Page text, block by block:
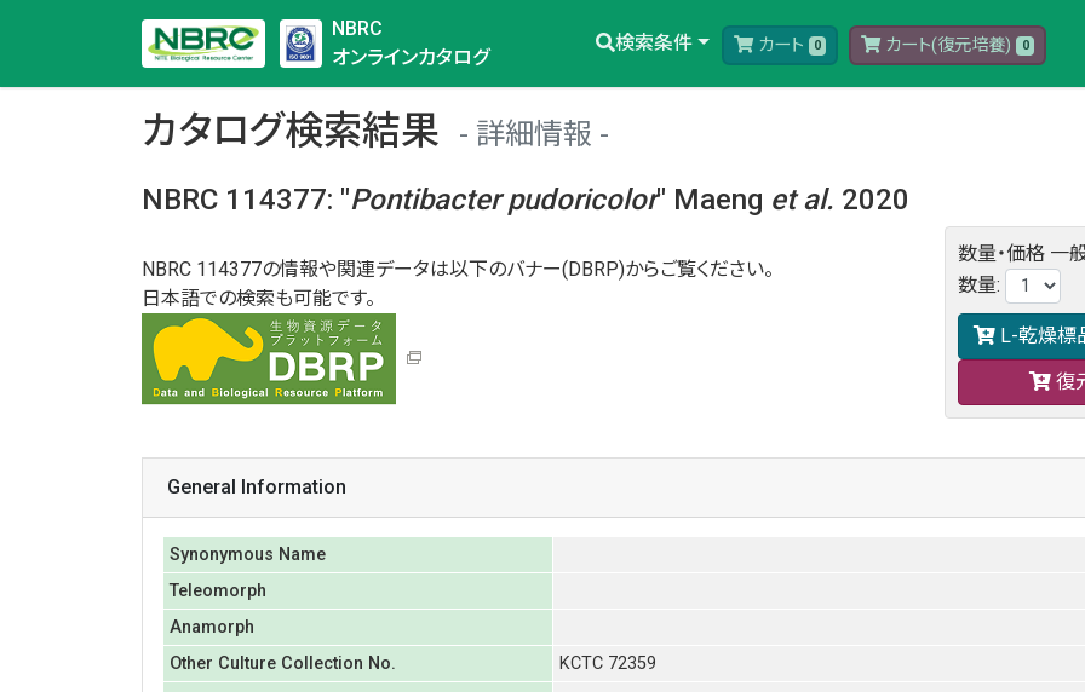
NBRC
オンラインカタログ
検索条件 カート 0 カート(復元培養) 0
カタログ検索結果
詳細情報
NBRC 114377: "Pontibacter pudoricolor" Maeng et al. 2020
NBRC 114377の情報や関連データは以下のバナー(DBRP)からご覧ください。
日本語での検索も可能です。
数量・価格 一
数量:
L-乾燥標
復
General Information
Synonymous Name
Teleomorph
Anamorph
Other Culture Collection No.
KCTC 72359